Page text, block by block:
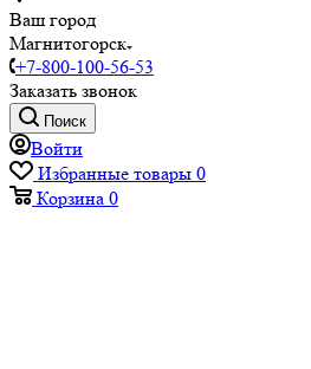
Ваш город
Магнитогорск
+7-800-100-56-53
Заказать звонок
Поиск
Войти
Избранные товары 0
Корзина 0